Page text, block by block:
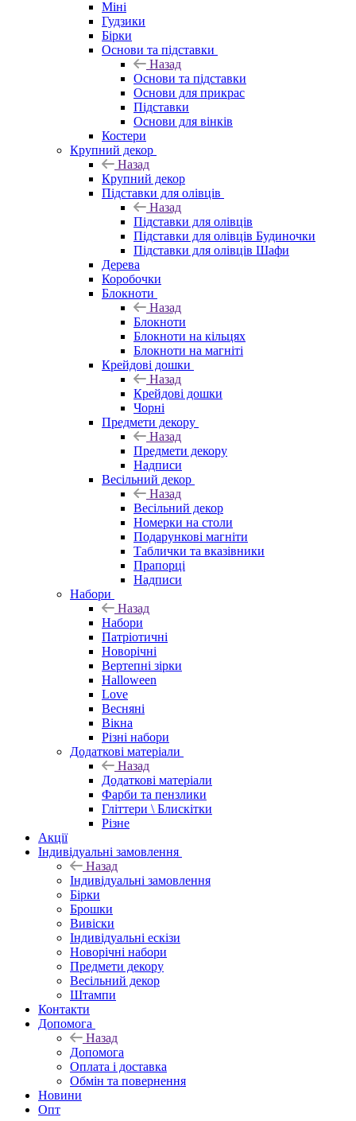
Міні
Гудзики
Бірки
Основи та підставки
Назад
Основи та підставки
Основи для прикрас
Підставки
Основи для вінків
Костери
Крупний декор
Назад
Крупний декор
Підставки для олівців
Назад
Підставки для олівців
Підставки для олівців Будиночки
Підставки для олівців Шафи
Дерева
Коробочки
Блокноти
Назад
Блокноти
Блокноти на кільцях
Блокноти на магніті
Крейдові дошки
Назад
Крейдові дошки
Чорні
Предмети декору
Назад
Предмети декору
Надписи
Весільний декор
Назад
Весільний декор
Номерки на столи
Подарункові магніти
Таблички та вказівники
Прапорці
Надписи
Набори
Назад
Набори
Патріотичні
Новорічні
Вертепні зірки
Halloween
Love
Весняні
Вікна
Різні набори
Додаткові матеріали
Назад
Додаткові матеріали
Фарби та пензлики
Гліттери \ Блискітки
Різне
Акції
Індивідуальні замовлення
Назад
Індивідуальні замовлення
Бірки
Брошки
Вивіски
Індивідуальні ескізи
Новорічні набори
Предмети декору
Весільний декор
Штампи
Контакти
Допомога
Назад
Допомога
Оплата і доставка
Обмін та повернення
Новини
Опт